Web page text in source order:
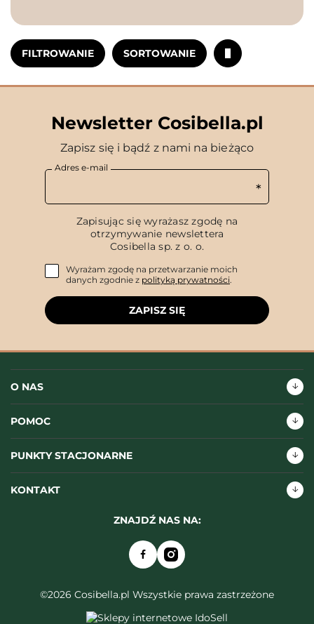
FILTROWANIE SORTOWANIE
Newsletter Cosibella.pl
Zapisz się i bądź z nami na bieżąco
Adres e-mail
Zapisując się wyrażasz zgodę na
otrzymywanie newslettera
Cosibella sp. z o. o.
Wyrażam zgodę na przetwarzanie moich
danych zgodnie z polityką prywatności.
ZAPISZ SIĘ
O NAS
POMOC
PUNKTY STACJONARNE
KONTAKT
ZNAJDŹ NAS NA:
©2026 Cosibella.pl Wszystkie prawa zastrzeżone